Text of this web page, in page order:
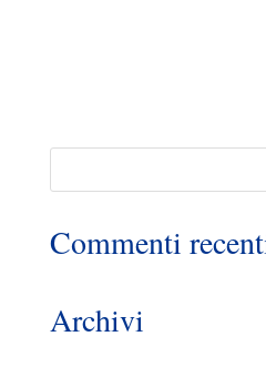
Commenti
Archivi